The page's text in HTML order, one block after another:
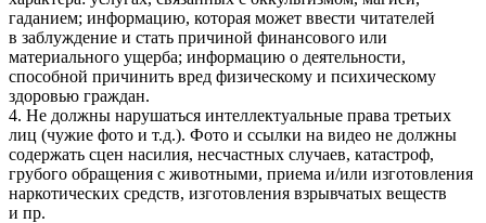
гаданием; информацию, которая может ввести читателей
в заблуждение и стать причиной финансового или
материального ущерба; информацию о деятельности,
способной причинить вред физическому и психическому
здоровью граждан.
4. Не должны нарушаться интеллектуальные права третьих
лиц (чужие фото и т.д.). Фото и ссылки на видео не должны
содержать сцен насилия, несчастных случаев, катастроф,
грубого обращения с животными, приема и/или изготовления
наркотических средств, изготовления взрывчатых веществ
и пр.